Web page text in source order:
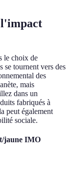
l'impact
le choix de
se tournent vers des
des
mais
dans un
fabriqués à
peut également
sociale.
jaune IMO